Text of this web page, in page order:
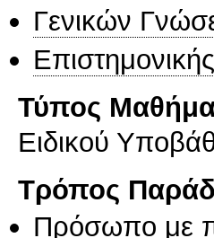
Γενικών
Τύπος
Ειδικού
Τρόπος
Πρόσωπο με